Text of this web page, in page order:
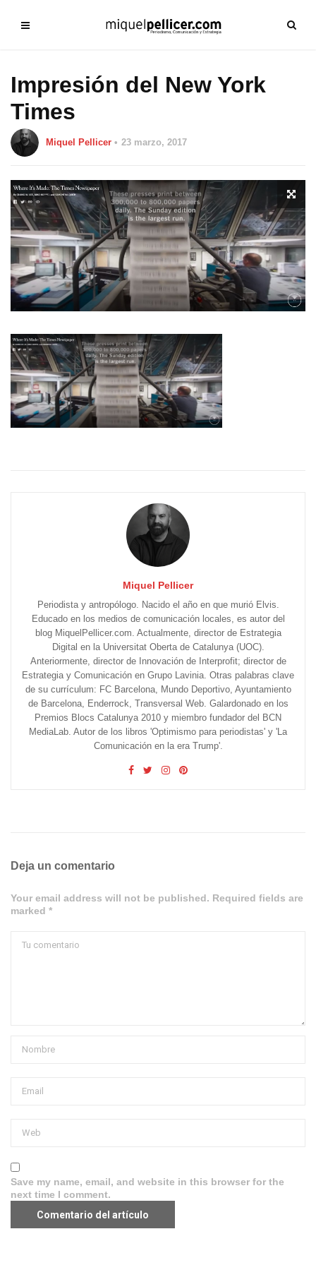
Impresión del New York
Times
Miquel Pellicer 23 marzo, 2017
Miquel Pellicer
Periodista y antropólogo. Nacido el año en que murió Elvis.
Educado en los medios de comunicación locales, es autor del
blog MiquelPellicer.com. Actualmente, director de Estrategia
Digital en la Universitat Oberta de Catalunya (UOC).
Anteriormente, director de Innovación de Interprofit; director de
Estrategia y Comunicación en Grupo Lavinia. Otras palabras clave
de su currículum: FC Barcelona, Mundo Deportivo, Ayuntamiento
de Barcelona, Enderrock, Transversal Web. Galardonado en los
Premios Blocs Catalunya 2010 y miembro fundador del BCN
MediaLab. Autor de los libros 'Optimismo para periodistas' y 'La
Comunicación en la era Trump'.
Deja un comentario
Your email address will not be published. Required fields are
marked *
Save my name, email, and website in this browser for the
next time I comment.